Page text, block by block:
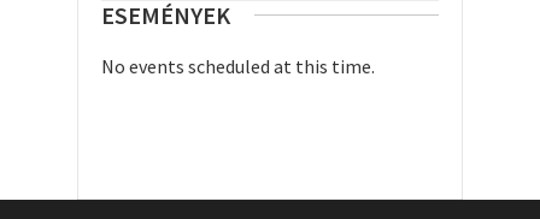
ESEMÉNYEK
No events scheduled at this time.